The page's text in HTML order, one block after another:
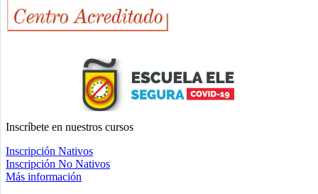
Inscríbete en nuestros cursos
Inscripción Nativos
Inscripción No Nativos
Más información